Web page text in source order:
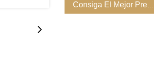
Consiga El Mejor Precio